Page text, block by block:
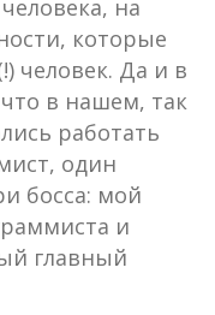
на
которые
человек. Да и в
в нашем, так
работать
один
босса: мой
и
главный